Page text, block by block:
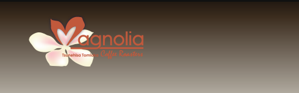
InstagramFacebook
RSS